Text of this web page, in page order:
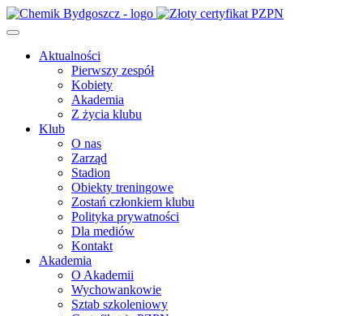
Aktualności
Pierwszy zespół
Kobiety
Akademia
Z życia klubu
Klub
O nas
Zarząd
Stadion
Obiekty treningowe
Zostań członkiem klubu
Polityka prywatności
Dla mediów
Kontakt
Akademia
O Akademii
Wychowankowie
Sztab szkoleniowy